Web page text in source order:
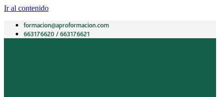
Ir al contenido
formacion@aproformacion.com
663176620 / 663176621